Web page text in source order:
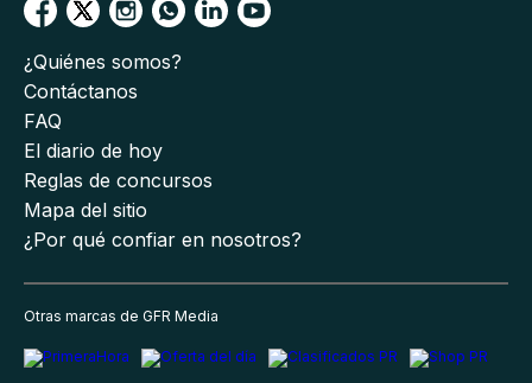
¿Quiénes somos?
Contáctanos
FAQ
El diario de hoy
Reglas de concursos
Mapa del sitio
¿Por qué confiar en nosotros?
Otras marcas de GFR Media